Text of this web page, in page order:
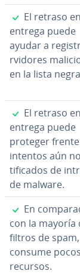
✓
El retraso
entrega puede
ayudar a
r­vi­do­res
en la lista
✓
El retraso
entrega puede
proteger
intentos aún
ti­fi­ca­dos de
de malware.
✓
En
con la mayoría
filtros de spam,
consume pocos
recursos.